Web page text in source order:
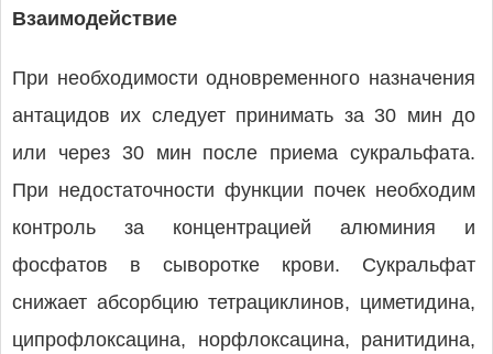
Взаимодействие
При необходимости одновременного назначения
антацидов их следует принимать за 30 мин до
или через 30 мин после приема сукральфата.
При недостаточности функции почек необходим
контроль за концентрацией алюминия и
фосфатов в сыворотке крови. Сукральфат
снижает абсорбцию тетрациклинов, циметидина,
ципрофлоксацина, норфлоксацина, ранитидина,